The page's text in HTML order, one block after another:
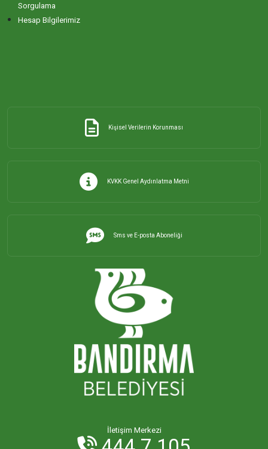
Sorgulama
Hesap Bilgilerimiz
Kişisel Verilerin Korunması
KVKK Genel Aydınlatma Metni
Sms ve E-posta Aboneliği
İletişim Merkezi